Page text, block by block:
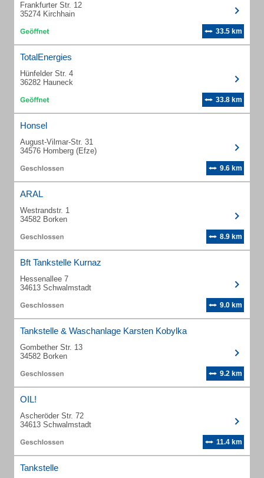
Frankfurter Str. 12
35274 Kirchhain
33.5 km
TotalEnergies
Hünfelder Str. 4
36282 Hauneck
33.8 km
Honsel
August-Vilmar-Str. 31
34576 Homberg (Efze)
9.6 km
ARAL
Westrandstr. 1
34582 Borken
8.9 km
Bft Tankstelle Kurnaz
Hessenallee 7
34613 Schwalmstadt
9.0 km
Tankstelle & Waschanlage Karsten Kobylka
Gombether Str. 13
34582 Borken
9.2 km
OIL!
Ascheröder Str. 72
34613 Schwalmstadt
11.4 km
Tankstelle